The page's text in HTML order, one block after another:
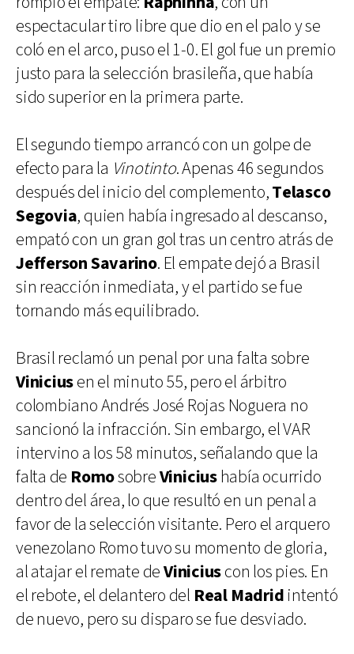
espectacular tiro libre que dio en el palo y se
coló en el arco, puso el 1-0. El gol fue un premio
justo para la selección brasileña, que había
sido superior en la primera parte.
El segundo tiempo arrancó con un golpe de
efecto para la Vinotinto. Apenas 46 segundos
después del inicio del complemento,Telasco
Segovia, quien había ingresado al descanso,
empató con un gran gol tras un centro atrás de
Jefferson Savarino. El empate dejó a Brasil
sin reacción inmediata, y el partido se fue
tornando más equilibrado.
Brasil reclamó un penal por una falta sobre
Viniciusen el minuto 55, pero el árbitro
colombiano Andrés José Rojas Noguera no
sancionó la infracción. Sin embargo, el VAR
intervino a los 58 minutos, señalando que la
falta de RomosobreViniciushabía ocurrido
dentro del área, lo que resultó en un penal a
favor de la selección visitante. Pero el arquero
venezolano Romo tuvo su momento de gloria,
al atajar el remate deViniciuscon los pies. En
el rebote, el delantero del Real Madrid intentó
de nuevo, pero su disparo se fue desviado.